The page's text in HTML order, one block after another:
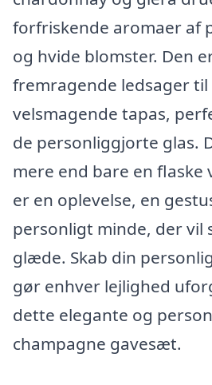
forfriskende aromaer af
og hvide blomster. Den
fremragende ledsager til
velsmagende tapas,
de personliggjorte glas.
mere end bare en flaske
er en oplevelse, en
personligt minde, der vil
glæde. Skab din
gør enhver lejlighed
dette elegante og
champagne gavesæt.